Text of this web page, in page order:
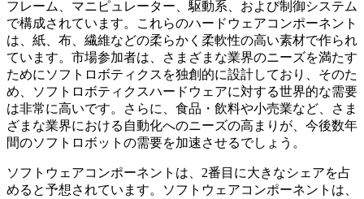
フレーム、マニピュレーター、駆動系、および制御システム
で構成されています。これらのハードウェアコンポーネント
は、紙、布、繊維などの柔らかく柔軟性の高い素材で作られ
ています。市場参加者は、さまざまな業界のニーズを満たす
ためにソフトロボティクスを独創的に設計しており、そのた
め、ソフトロボティクスハードウェアに対する世界的な需要
は非常に高いです。さらに、食品・飲料や小売業など、さま
ざまな業界における自動化へのニーズの高まりが、今後数年
間のソフトロボットの需要を加速させるでしょう。
ソフトウェアコンポーネントは、2番目に大きなシェアを占
めると予想されています。ソフトウェアコンポーネントは、